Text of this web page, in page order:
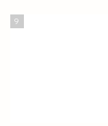
9